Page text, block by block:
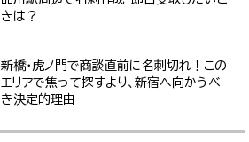
きは？
新橋・虎ノ門で商談直前に名刺切れ！この
エリアで焦って探すより、新宿へ向かうべ
き決定的理由